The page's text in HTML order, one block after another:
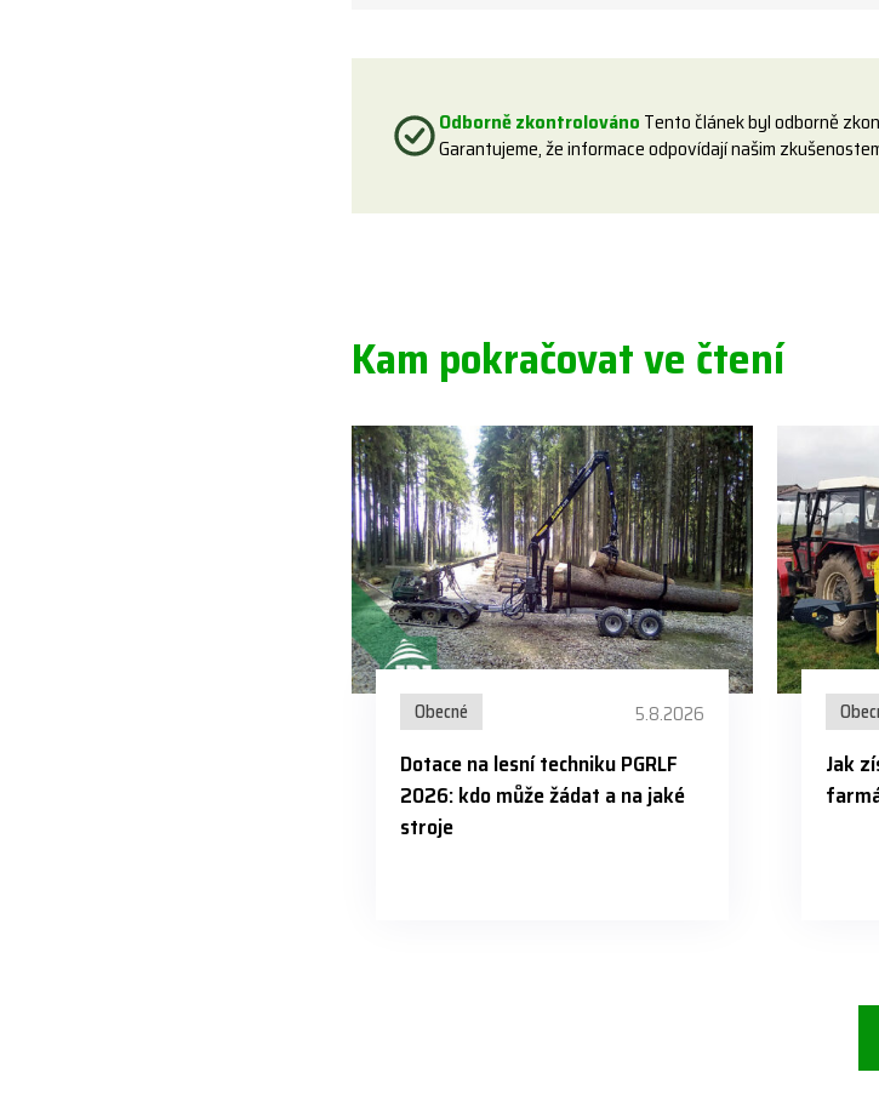
Odborně zkontrolováno Tento článek byl odborně
Garantujeme, že informace odpovídají našim
Kam pokračovat ve čtení
Obecné 5.8.2026
Dotace na lesní techniku PGRLF
2026: kdo může žádat a na jaké
stroje
Jak